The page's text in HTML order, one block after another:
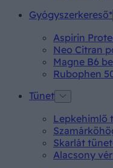
Gyógyszerkereső*
Aspirin
Neo Citran
Magne B6
Rubophen
Tünet
Lepkehimlő
Skarlát
Alacsony